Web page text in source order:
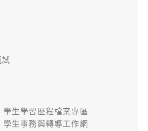
試
學生學習歷程檔案專區
學生事務與轉導工作網